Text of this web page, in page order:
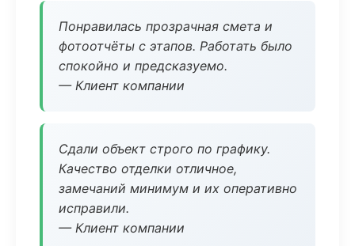
Понравилась прозрачная смета и
фотоотчёты с этапов. Работать было
спокойно и предсказуемо.
— Клиент компании
Сдали объект строго по графику.
Качество отделки отличное,
замечаний минимум и их оперативно
исправили.
— Клиент компании